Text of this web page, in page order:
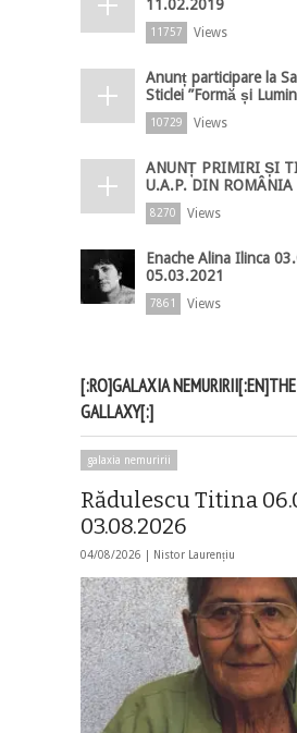
11.02.2019
11757 Views
Anunț participare la
Sticlei ”Formă și
10729 Views
ANUNȚ PRIMIRI ȘI
U.A.P. DIN ROMÂNIA
8270 Views
Enache Alina Ilinca
05.03.2021
7861 Views
[:RO]GALAXIA
GALLAXY[:]
galaxia nemuririi
Rădulescu Titina
03.08.2026
04/08/2026 | Nistor Laurențiu